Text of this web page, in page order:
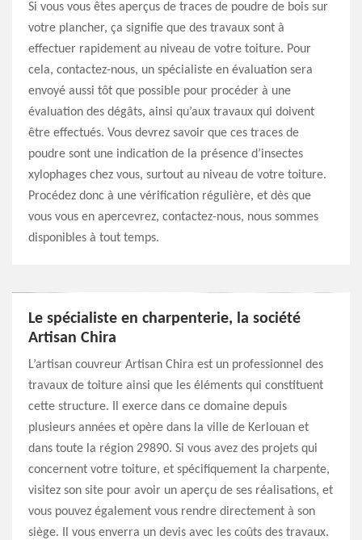
Si vous vous êtes aperçus de traces de poudre de bois sur
votre plancher, ça signifie que des travaux sont à
effectuer rapidement au niveau de votre toiture. Pour
cela, contactez-nous, un spécialiste en évaluation sera
envoyé aussi tôt que possible pour procéder à une
évaluation des dégâts, ainsi qu’aux travaux qui doivent
être effectués. Vous devrez savoir que ces traces de
poudre sont une indication de la présence d’insectes
xylophages chez vous, surtout au niveau de votre toiture.
Procédez donc à une vérification régulière, et dès que
vous vous en apercevrez, contactez-nous, nous sommes
disponibles à tout temps.
Le spécialiste en charpenterie, la société
Artisan Chira
L’artisan couvreur Artisan Chira est un professionnel des
travaux de toiture ainsi que les éléments qui constituent
cette structure. Il exerce dans ce domaine depuis
plusieurs années et opère dans la ville de Kerlouan et
dans toute la région 29890. Si vous avez des projets qui
concernent votre toiture, et spécifiquement la charpente,
visitez son site pour avoir un aperçu de ses réalisations, et
vous pouvez également vous rendre directement à son
siège. Il vous enverra un devis avec les coûts des travaux.